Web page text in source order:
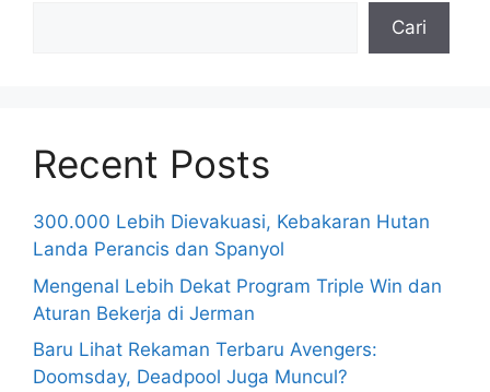
Cari
Recent Posts
300.000 Lebih Dievakuasi, Kebakaran Hutan
Landa Perancis dan Spanyol
Mengenal Lebih Dekat Program Triple Win dan
Aturan Bekerja di Jerman
Baru Lihat Rekaman Terbaru Avengers:
Doomsday, Deadpool Juga Muncul?